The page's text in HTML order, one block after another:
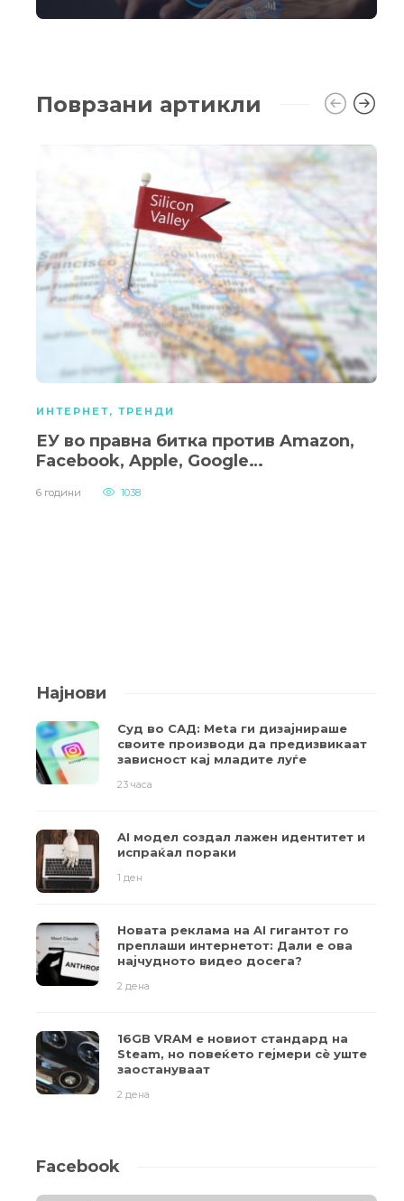
Поврзани артикли
ИНТЕРНЕТ, ТРЕНДИ
ЕУ во правна битка против Amazon,
Facebook, Apple, Google…
6 години 1038
Најнови
Суд во САД: Meta ги дизајнираше
своите производи да предизвикаат
зависност кај младите луѓе
23 часа
AI модел создал лажен идентитет и
испраќал пораки
1 ден
Новата реклама на AI гигантот го
преплаши интернетот: Дали е ова
најчудното видео досега?
2 дена
16GB VRAM е новиот стандард на
Steam, но повеќето гејмери ​​сè уште
заостануваат
2 дена
Facebook